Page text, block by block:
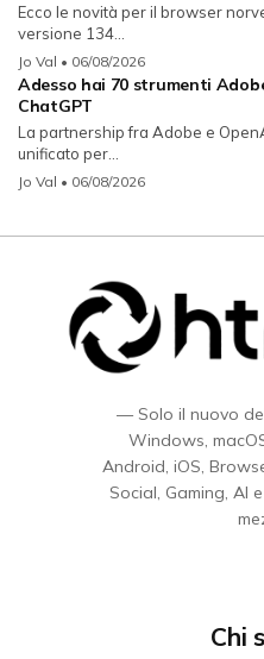
Ecco le novità per il browser
versione 134...
Jo Val • 06/08/2026
Adesso hai 70 strumenti
ChatGPT
La partnership fra Adobe e
unificato per...
Jo Val • 06/08/2026
— Solo il nuovo
Windows,
Android, iOS,
Social, Gaming, AI
Chi